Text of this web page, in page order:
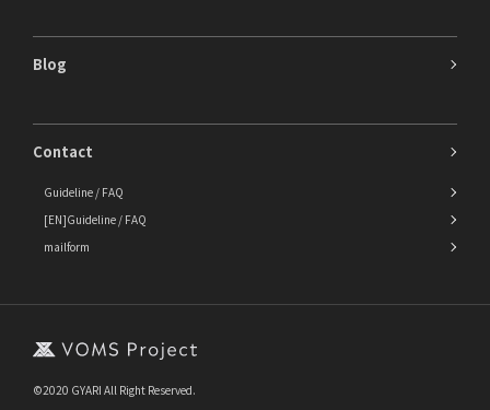
Blog
Contact
Guideline / FAQ
[EN]Guideline / FAQ
mailform
©2020 GYARI All Right Reserved.